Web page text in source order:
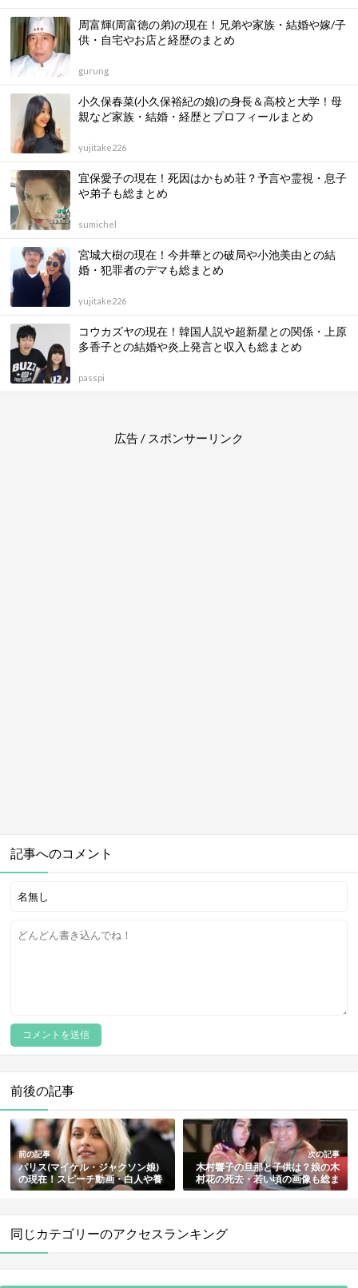
周富輝(周富徳の弟)の現在！兄弟や家族・結婚や嫁/子
供・自宅やお店と経歴のまとめ
gurung
小久保春菜(小久保裕紀の娘)の身長＆高校と大学！母
親など家族・結婚・経歴とプロフィールまとめ
yujitake226
宜保愛子の現在！死因はかもめ荘？予言や霊視・息子
や弟子も総まとめ
sumichel
宮城大樹の現在！今井華との破局や小池美由との結
婚・犯罪者のデマも総まとめ
yujitake226
コウカズヤの現在！韓国人説や超新星との関係・上原
多香子との結婚や炎上発言と収入も総まとめ
passpi
広告 / スポンサーリンク
記事へのコメント
前後の記事
前の記事
パリス(マイケル・ジャクソン娘)
の現在！スピーチ動画・白人や養
子の噂・自殺未遂やタトゥー・歴
次の記事
木村響子の旦那と子供は？娘の木
村花の死去・若い頃の画像も総ま
とめ
同じカテゴリーのアクセスランキング